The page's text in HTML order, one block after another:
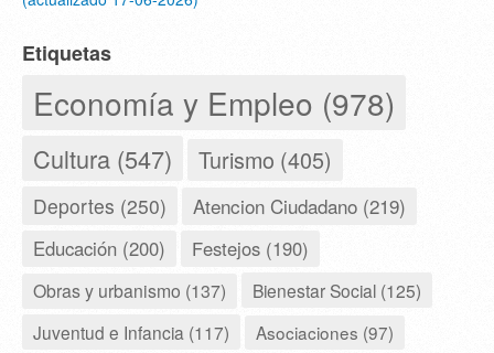
Etiquetas
Economía y Empleo (978)
Cultura (547) Turismo (405)
Deportes (250) Atencion Ciudadano (219)
Educación (200) Festejos (190)
Obras y urbanismo (137)
Bienestar Social (125)
Juventud e Infancia (117)
Asociaciones (97)